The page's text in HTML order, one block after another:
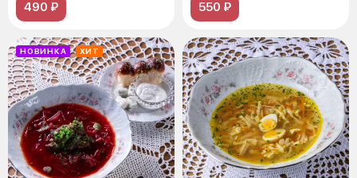
490 ₽ 550 ₽
НОВИНКА ХИТ